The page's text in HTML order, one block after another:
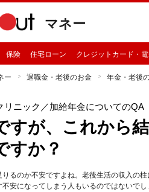
マネー
保険 住宅ローン クレジットカード・
ー 退職金・老後のお金 年金・老後
リニック ／加給年金についてのQA
すが、これから
すか？
るのか不安ですよね。老後生活の収入の
安になってしまう人もいるのではないで